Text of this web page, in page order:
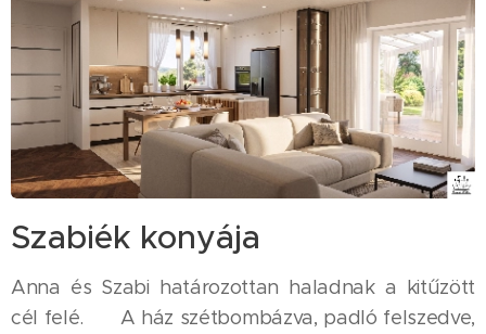
Szabiék konyája
Anna és Szabi határozottan haladnak a kitűzött
cél felé. 😎 A ház szétbombázva, padló felszedve,